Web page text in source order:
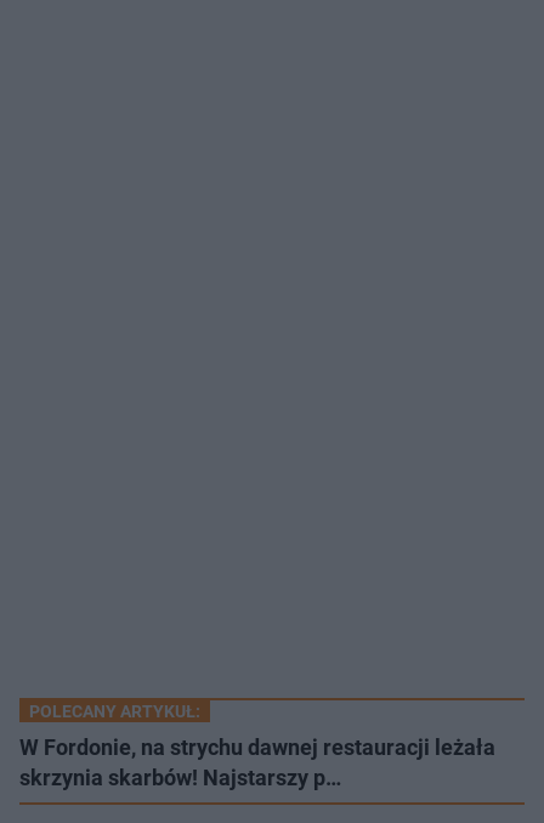
POLECANY ARTYKUŁ:
W Fordonie, na strychu dawnej restauracji leżała
skrzynia skarbów! Najstarszy p…